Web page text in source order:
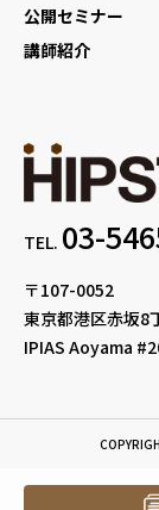
TEL. 03-
〒107-0052
東京都港区赤坂8
IPIAS Aoyama
公開セミナー
講師紹介